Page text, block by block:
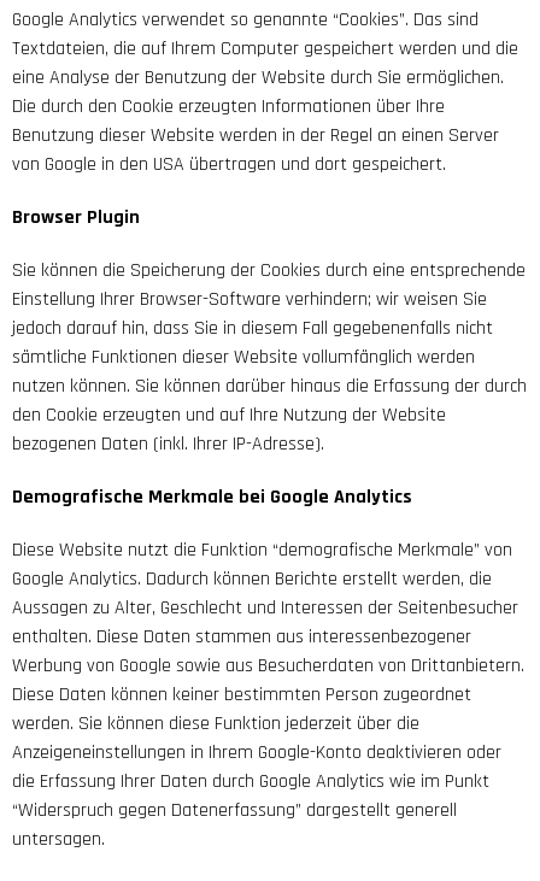
Google Analytics verwendet so genannte “Cookies”. Das sind
Textdateien, die auf Ihrem Computer gespeichert werden und die
eine Analyse der Benutzung der Website durch Sie ermöglichen.
Die durch den Cookie erzeugten Informationen über Ihre
Benutzung dieser Website werden in der Regel an einen Server
von Google in den USA übertragen und dort gespeichert.
Browser Plugin
Sie können die Speicherung der Cookies durch eine entsprechende
Einstellung Ihrer Browser-Software verhindern; wir weisen Sie
jedoch darauf hin, dass Sie in diesem Fall gegebenenfalls nicht
sämtliche Funktionen dieser Website vollumfänglich werden
nutzen können. Sie können darüber hinaus die Erfassung der durch
den Cookie erzeugten und auf Ihre Nutzung der Website
bezogenen Daten (inkl. Ihrer IP-Adresse).
Demografische Merkmale bei Google Analytics
Diese Website nutzt die Funktion “demografische Merkmale” von
Google Analytics. Dadurch können Berichte erstellt werden, die
Aussagen zu Alter, Geschlecht und Interessen der Seitenbesucher
enthalten. Diese Daten stammen aus interessenbezogener
Werbung von Google sowie aus Besucherdaten von Drittanbietern.
Diese Daten können keiner bestimmten Person zugeordnet
werden. Sie können diese Funktion jederzeit über die
Anzeigeneinstellungen in Ihrem Google-Konto deaktivieren oder
die Erfassung Ihrer Daten durch Google Analytics wie im Punkt
“Widerspruch gegen Datenerfassung” dargestellt generell
untersagen.